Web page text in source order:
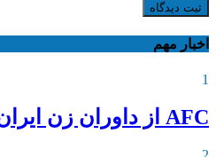
ثبت دیدگاه
اخبار مهم
1
AFC از داوران زن ایران دعوت کرد